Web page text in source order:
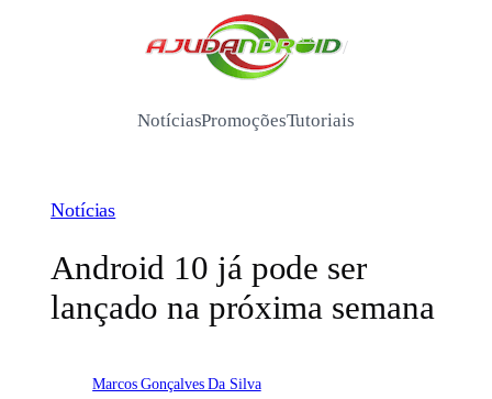
/
NotíciasPromoçõesTutoriais
Notícias
Android 10 já pode ser
lançado na próxima semana
Marcos Gonçalves Da Silva